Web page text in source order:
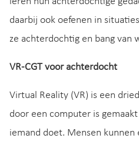
daarbij ook oefenen in
ze achterdochtig en bang van
VR-CGT voor achterdocht
Virtual Reality (VR) is een
door een computer is
iemand doet. Mensen